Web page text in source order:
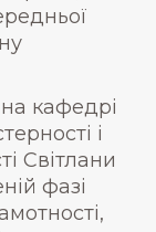
кафедрі
і
Світлани
фазі